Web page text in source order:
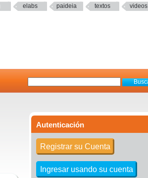
elabs paideia textos videos
Autenticación
Registrar su Cuenta
Ingresar usando su cuenta